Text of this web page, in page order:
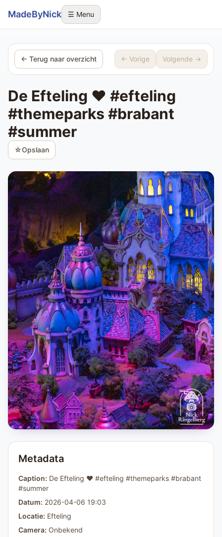
Sla navigatie over
MadeByNick ☰ Menu
← Terug naar overzicht ← Vorige Volgende →
De Efteling ❤️ #efteling
#themeparks #brabant
#summer
☆Opslaan
Metadata
Caption: De Efteling ❤️ #efteling #themeparks #brabant
#summer
Datum: 2026-04-06 19:03
Locatie: Efteling
Camera: Onbekend